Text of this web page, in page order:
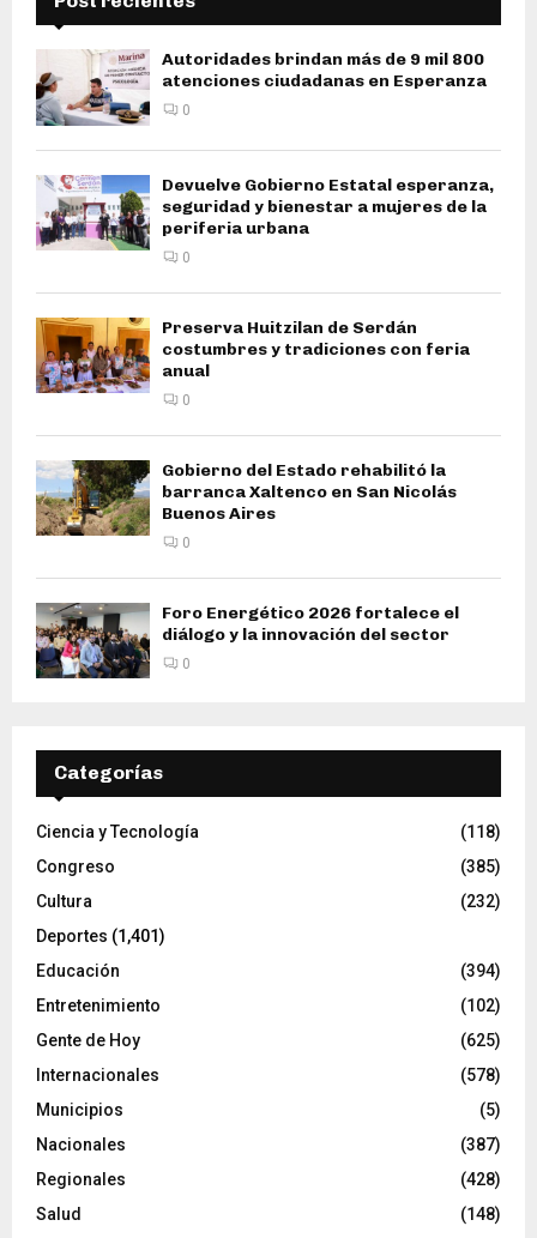
Autoridades brindan más de 9 mil 800
atenciones ciudadanas en Esperanza
0
Devuelve Gobierno Estatal esperanza,
seguridad y bienestar a mujeres de la
periferia urbana
0
Preserva Huitzilan de Serdán
costumbres y tradiciones con feria
anual
0
Gobierno del Estado rehabilitó la
barranca Xaltenco en San Nicolás
Buenos Aires
0
Foro Energético 2026 fortalece el
diálogo y la innovación del sector
0
Categorías
Ciencia y Tecnología
(118)
Congreso
(385)
Cultura
(232)
Deportes (1,401)
Educación
(394)
Entretenimiento
(102)
Gente de Hoy
(625)
Internacionales
(578)
Municipios
(5)
Nacionales
(387)
Regionales
(428)
Salud
(148)